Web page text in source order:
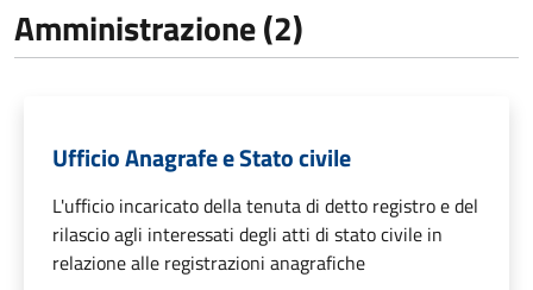
Amministrazione (2)
Ufficio Anagrafe e Stato civile
L'ufficio incaricato della tenuta di detto registro e del
rilascio agli interessati degli atti di stato civile in
relazione alle registrazioni anagrafiche